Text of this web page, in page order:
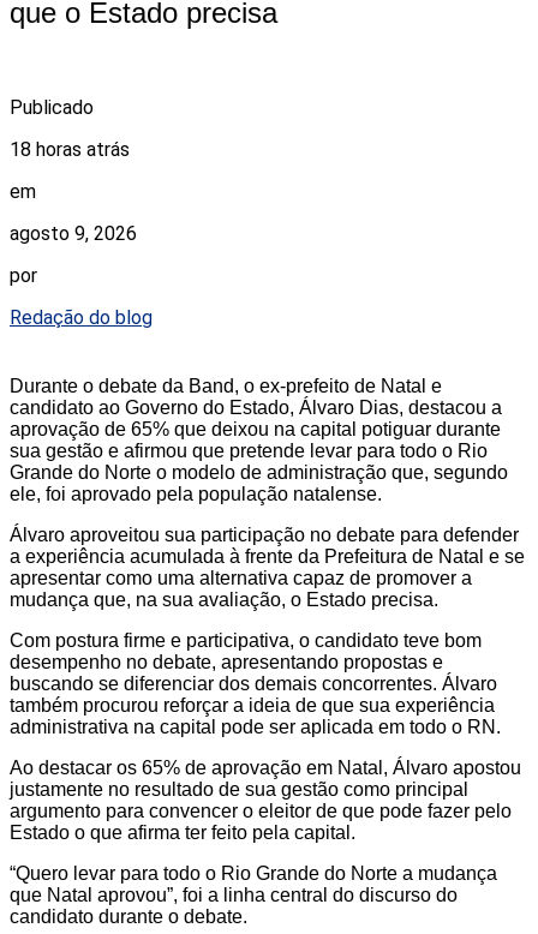
que o Estado precisa
Publicado
18 horas atrás
em
agosto 9, 2026
por
Redação do blog
Durante o debate da Band, o ex-prefeito de Natal e
candidato ao Governo do Estado, Álvaro Dias, destacou a
aprovação de 65% que deixou na capital potiguar durante
sua gestão e afirmou que pretende levar para todo o Rio
Grande do Norte o modelo de administração que, segundo
ele, foi aprovado pela população natalense.
Álvaro aproveitou sua participação no debate para defender
a experiência acumulada à frente da Prefeitura de Natal e se
apresentar como uma alternativa capaz de promover a
mudança que, na sua avaliação, o Estado precisa.
Com postura firme e participativa, o candidato teve bom
desempenho no debate, apresentando propostas e
buscando se diferenciar dos demais concorrentes. Álvaro
também procurou reforçar a ideia de que sua experiência
administrativa na capital pode ser aplicada em todo o RN.
Ao destacar os 65% de aprovação em Natal, Álvaro apostou
justamente no resultado de sua gestão como principal
argumento para convencer o eleitor de que pode fazer pelo
Estado o que afirma ter feito pela capital.
“Quero levar para todo o Rio Grande do Norte a mudança
que Natal aprovou”, foi a linha central do discurso do
candidato durante o debate.